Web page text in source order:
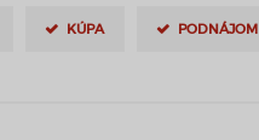
KÚPA PODNÁJOM